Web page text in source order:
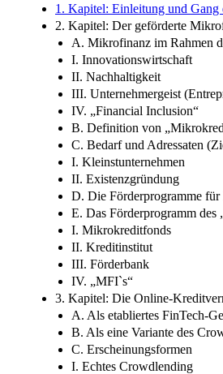
1. Kapitel: Einleitung und Gang
2. Kapitel: Der geförderte
A. Mikrofinanz im Rahmen
I. Innovationswirtschaft
II. Nachhaltigkeit
III. Unternehmergeist
IV. „Financial Inclusion“
B. Definition von
C. Bedarf und Adressaten
I. Kleinstunternehmen
II. Existenzgründung
D. Die Förderprogramme
E. Das Förderprogramm
I. Mikrokreditfonds
II. Kreditinstitut
III. Förderbank
IV. „MFI`s“
3. Kapitel: Die Online-
A. Als etabliertes FinTech-
B. Als eine Variante des
C. Erscheinungsformen
I. Echtes Crowdlending